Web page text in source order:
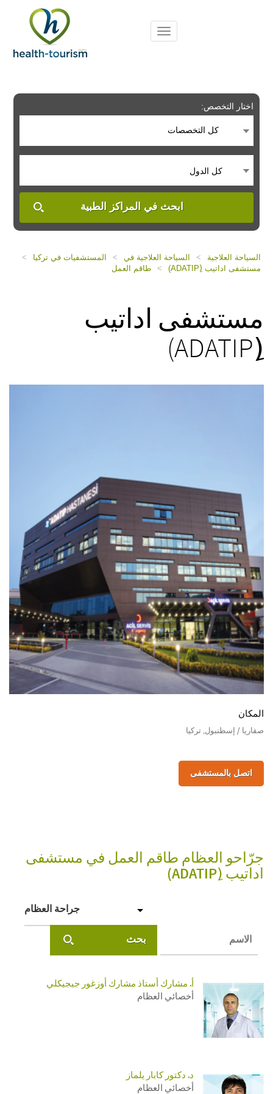
includes
system.
اختار التخصص:
كل التخصصات
كل الدول
ابحث في المراكز الطبية
السياحة العلاجية > السياحة العلاجية في > المستشفيات في تركيا
>
مستشفى اداتيب (ِADATIP)
> طاقم العمل
مستشفى اداتيب
(ِADATIP)
المكان
صقاريا / إسطنبول, تركيا
اتصل بالمستشفى
جرّاحو العظام طاقم العمل في مستشفى
اداتيب (ِADATIP)
جراحة العظام
بحث
أ. مشارك أستاذ مشارك أوزغور جيجيكلي
أخصائي العظام
د. دكتور كابار يلماز
أخصائي العظام